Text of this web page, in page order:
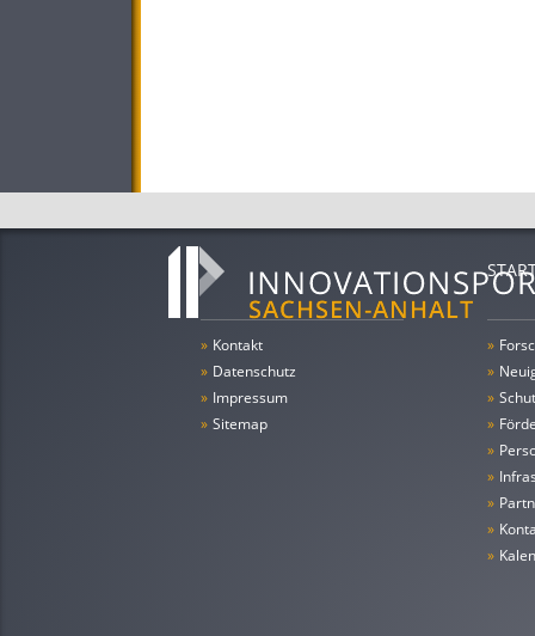
» Kontakt
» Datenschutz
» Impressum
» Sitemap
»
»
»
»
»
»
»
»
»